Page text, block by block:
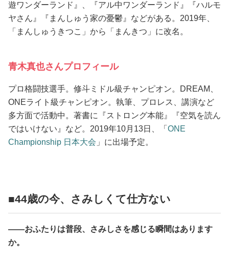
遊ワンダーランド』、『アル中ワンダーランド』『ハルモ
ヤさん』『まんしゅう家の憂鬱』などがある。2019年、
「まんしゅうきつこ」から「まんきつ」に改名。
青木真也さんプロフィール
プロ格闘技選手。修斗ミドル級チャンピオン。DREAM、
ONEライト級チャンピオン。執筆、プロレス、講演など
多方面で活動中。著書に『ストロング本能』『空気を読ん
ではいけない』など。2019年10月13日、「 ONE
Championship 日本大会 」に出場予定。
■44歳の今、さみしくて仕方ない
――おふたりは普段、さみしさを感じる瞬間はあります
か。